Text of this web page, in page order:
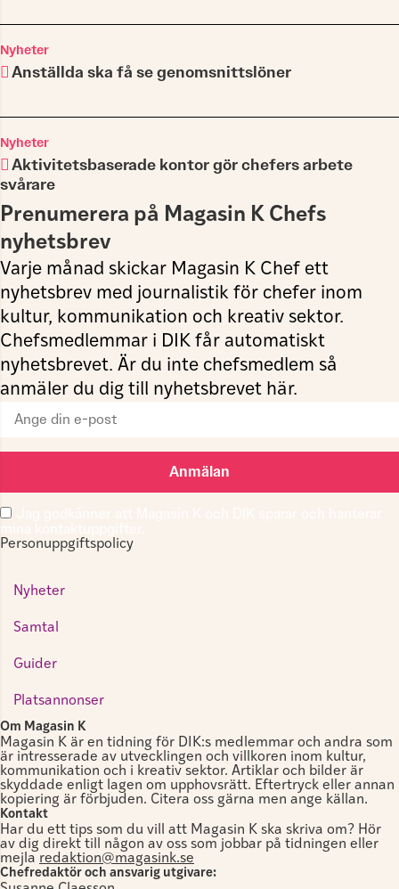
Nyheter
Anställda ska få se genomsnittslöner
Nyheter
Aktivitetsbaserade kontor gör chefers arbete
svårare
Prenumerera på Magasin K Chefs
nyhetsbrev
Varje månad skickar Magasin K Chef ett
nyhetsbrev med journalistik för chefer inom
kultur, kommunikation och kreativ sektor.
Chefsmedlemmar i DIK får automatiskt
nyhetsbrevet. Är du inte chefsmedlem så
anmäler du dig till nyhetsbrevet här.
Anmälan
Personuppgiftspolicy
Nyheter
Samtal
Guider
Platsannonser
Om Magasin K
Magasin K är en tidning för DIK:s medlemmar och andra som
är intresserade av utvecklingen och villkoren inom kultur,
kommunikation och i kreativ sektor. Artiklar och bilder är
skyddade enligt lagen om upphovsrätt. Eftertryck eller annan
kopiering är förbjuden. Citera oss gärna men ange källan.
Kontakt
Har du ett tips som du vill att Magasin K ska skriva om? Hör
av dig direkt till någon av oss som jobbar på tidningen eller
mejla redaktion@magasink.se
Chefredaktör och ansvarig utgivare: